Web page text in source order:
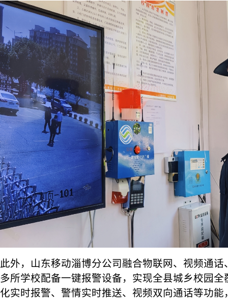
此外，山东移动淄博分公司融合物联网、视频通
多所学校配备一键报警设备，实现全县城乡校园
化实时报警、警情实时推送、视频双向通话等功